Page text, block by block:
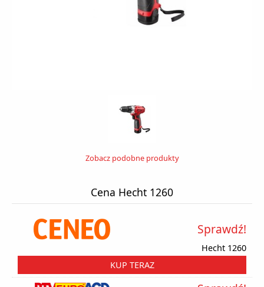
Zobacz podobne produkty
Cena Hecht 1260
Hecht 1260
Sprawdź!
KUP TERAZ